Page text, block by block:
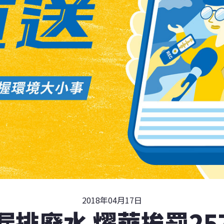
2018年04月17日